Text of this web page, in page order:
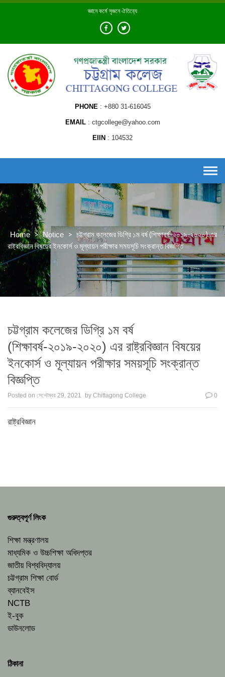
Skip
জ্ঞানে কর্মে সৃজনে ঐতিহ্যে
PHONE +880 31-616045
EMAIL ctgcollege@yahoo.com
EIIN 104532
Home > Notice > চট্টগ্রাম কলেজের ডিগ্রি ১ম বর্ষ (শিক্ষাবর্ষ-২০১৯-২০২০) এর
রাষ্ট্রবিজ্ঞান বিষয়ের ইনকোর্স ও মূল্যায়ন পরীক্ষার সময়সূচি সংক্রান্ত বিজ্ঞপ্তি
চট্টগ্রাম কলেজের ডিগ্রি ১ম বর্ষ
(শিক্ষাবর্ষ-২০১৯-২০২০) এর রাষ্ট্রবিজ্ঞান বিষয়ের
ইনকোর্স ও মূল্যায়ন পরীক্ষার সময়সূচি সংক্রান্ত
বিজ্ঞপ্তি
Posted on সেপ্টেম্বর 29, 2021 by Chittagong College 0
রাষ্ট্রবিজ্ঞান
গুরুত্বপূর্ণ লিংক
শিক্ষা মন্ত্রণালয়
মাধ্যমিক ও উচ্চশিক্ষা অধিদপ্তর
জাতীয় বিশ্ববিদ্যালয়
চট্টগ্রাম শিক্ষা বোর্ড
ব্যানবেইস
NCTB
ই-বুক
ডাউনলোড
ঠিকানা